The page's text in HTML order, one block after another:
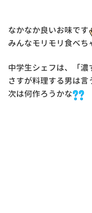
なかなか良いお味です
みんなモリモリ食べち
中学生シェフは、「濃
さすが料理する男は
次は何作ろうかな